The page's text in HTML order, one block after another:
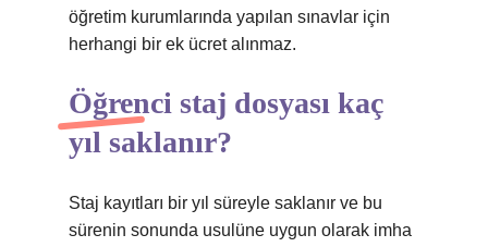
öğretim kurumlarında yapılan sınavlar için
herhangi bir ek ücret alınmaz.
Öğrenci staj dosyası kaç
yıl saklanır?
Staj kayıtları bir yıl süreyle saklanır ve bu
sürenin sonunda usulüne uygun olarak imha